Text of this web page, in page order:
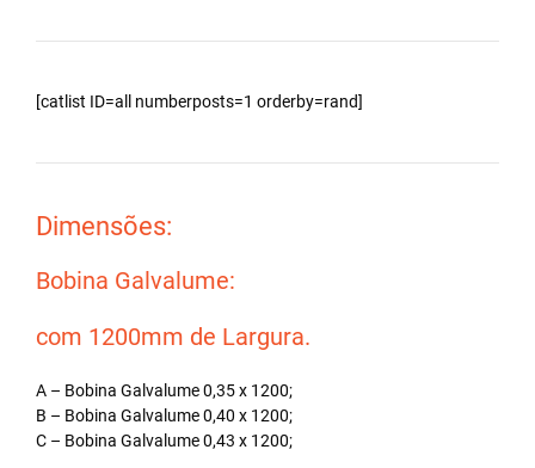
[catlist ID=all numberposts=1 orderby=rand]
Dimensões:
Bobina Galvalume:
com 1200mm de Largura.
A – Bobina Galvalume 0,35 x 1200;
B – Bobina Galvalume 0,40 x 1200;
C – Bobina Galvalume 0,43 x 1200;